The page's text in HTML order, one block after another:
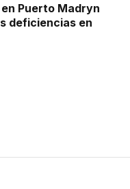
Puerto Madryn
deficiencias en